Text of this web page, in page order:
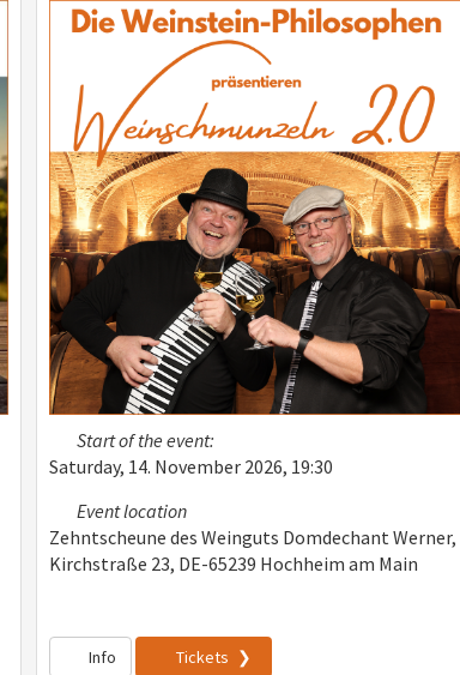
Start of the event:
Saturday, 14. November 2026, 19:30
Event location
Zehntscheune des Weinguts Domdechant Werner,
Kirchstraße 23, DE-65239 Hochheim am Main
Info Tickets